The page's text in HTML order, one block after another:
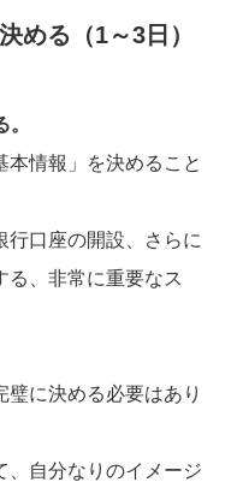
める（1～3日）
情報」を決めること
行口座の開設、さらに
る、非常に重要なス
璧に決める必要はあり
、自分なりのイメージ